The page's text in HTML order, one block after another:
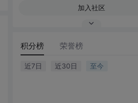
加入社区
积分榜 荣誉榜
近7日 近30日 至今